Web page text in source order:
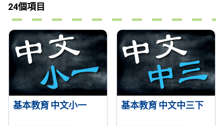
24個項目
基本教育 中文小一 基本教育 中文中三下